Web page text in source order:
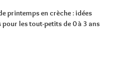
printemps en crèche : idées
les tout-petits de 0 à 3 ans